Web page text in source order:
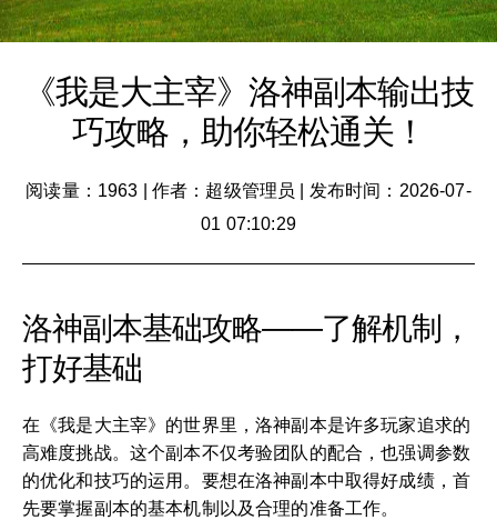
《我是大主宰》洛神副本输出技
巧攻略，助你轻松通关！
阅读量：1963 作者：超级管理员
发布时间：2026-07-
01 07:10:29
洛神副本基础攻略——了解机制，
打好基础
在《我是大主宰》的世界里，洛神副本是许多玩家追求的
高难度挑战。这个副本不仅考验团队的配合，也强调参数
的优化和技巧的运用。要想在洛神副本中取得好成绩，首
先要掌握副本的基本机制以及合理的准备工作。